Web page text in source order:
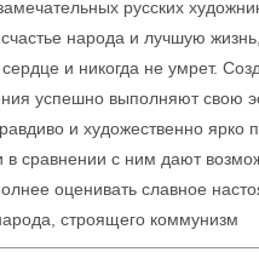
русских
народа и лучшую
и никогда не умрет.
успешно выполняют свою
и художественно ярко
в сравнении с ним дают
оценивать славное
строящего коммунизм